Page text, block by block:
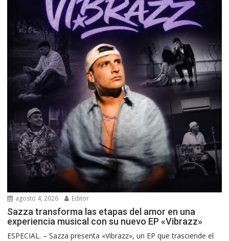
agosto 4, 2026 Editor
Sazza transforma las etapas del amor en una
experiencia musical con su nuevo EP «Vibrazz»
ESPECIAL. – Sazza presenta «Vibrazz», un EP que trasciende el